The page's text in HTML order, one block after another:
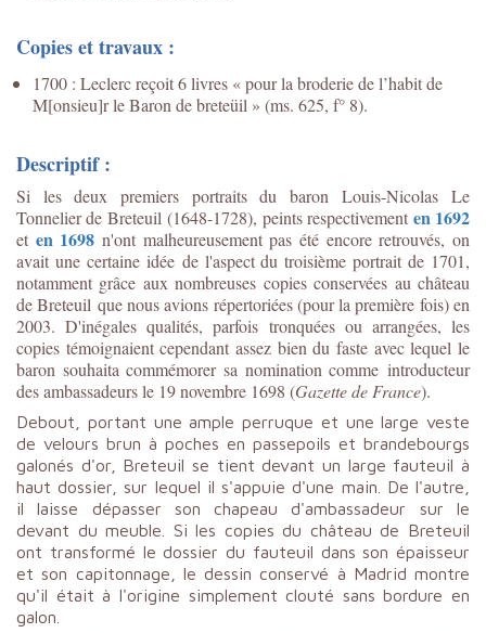
Copies et travaux :
1700 : Leclerc reçoit 6 livres « pour la broderie de l’habit de
M[onsieu]r le Baron de breteüil » (ms. 625, f° 8).
Descriptif :
Si les deux premiers portraits du baron Louis-Nicolas Le
Tonnelier de Breteuil (1648-1728), peints respectivement en 1692
et en 1698 n'ont malheureusement pas été encore retrouvés, on
avait une certaine idée de l'aspect du troisième portrait de 1701,
notamment grâce aux nombreuses copies conservées au château
de Breteuil que nous avions répertoriées (pour la première fois) en
2003. D'inégales qualités, parfois tronquées ou arrangées, les
copies témoignaient cependant assez bien du faste avec lequel le
baron souhaita commémorer sa nomination comme introducteur
des ambassadeurs le 19 novembre 1698 (Gazette de France).
Debout, portant une ample perruque et une large veste
de velours brun à poches en passepoils et brandebourgs
galonés d'or, Breteuil se tient devant un large fauteuil à
haut dossier, sur lequel il s'appuie d'une main. De l'autre,
il laisse dépasser son chapeau d'ambassadeur sur le
devant du meuble. Si les copies du château de Breteuil
ont transformé le dossier du fauteuil dans son épaisseur
et son capitonnage, le dessin conservé à Madrid montre
qu'il était à l'origine simplement clouté sans bordure en
galon.